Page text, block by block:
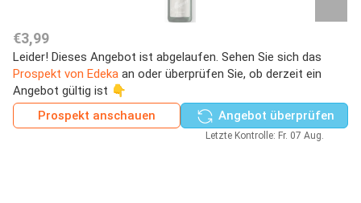
€3,99
Leider! Dieses Angebot ist abgelaufen. Sehen Sie sich das
Prospekt von Edeka an oder überprüfen Sie, ob derzeit ein
Angebot gültig ist 👇
Prospekt anschauen
Angebot überprüfen
Letzte Kontrolle: Fr. 07 Aug.